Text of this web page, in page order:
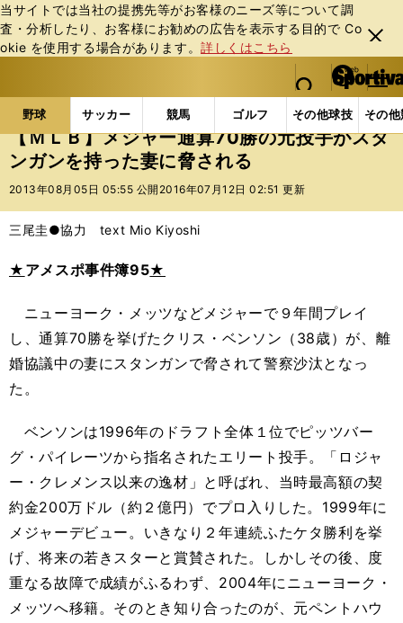
当サイトでは当社の提携先等がお客様のニーズ等について調
査・分析したり、お客様にお勧めの広告を表⽰する⽬的で Co
okie を使⽤する場合があります。詳しくはこちら
閉じ
る
web Sportiva (webスポルティーバ)
検索
マイペ
ー
ジ
メニュ
野球 サッカー 競馬 ゴルフ その他球技 その
b
ス
ポ
ル
バ
野球の記事一覧 MLB MLB 【ＭＬＢ】メジャー
【ＭＬＢ】メジャー通算70勝の元投手がスタ
ンガンを持った妻に脅される
2013年08月05日 05:55 公開 2016年07月12日 02:51 更新
三尾圭●協力 text Mio Kiyoshi
★ アメスポ事件簿95★
ニューヨーク・メッツなどメジャーで９年間プレイ
し、通算70勝を挙げたクリス・ベンソン（38歳）が、離
婚協議中の妻にスタンガンで脅されて警察沙汰となっ
た。
ベンソンは1996年のドラフト全体１位でピッツバー
グ・パイレーツから指名されたエリート投手。「ロジャ
ー・クレメンス以来の逸材」と呼ばれ、当時最高額の契
約金200万ドル（約２億円）でプロ入りした。1999年に
メジャーデビュー。いきなり２年連続ふたケタ勝利を挙
げ、将来の若きスターと賞賛された。しかしその後、度
重なる故障で成績がふるわず、2004年にニューヨーク・
メッツへ移籍。そのとき知り合ったのが、元ペントハウ